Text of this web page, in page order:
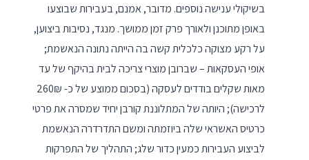
בשיקולי ענישה נוספים. מדובר, אמנם, בעבירות שבוצעו
באופן מתוכנן ולאורך פרק זמן ממושך. מנגד, נסיבות ביצוען,
על רקע מצוקה כלכלית קשה בה הייתה נתונה הנאשמת;
אופי העסקאות – שברובן מוצרי צריכה לבית בהיקף של עד
מאות שקלים בודדים לעסקה (בסכום ממוצע של כ- 260₪
לרכישה); היותה של המתלוננת קורבן יחיד שמסרה את פרטי
כרטיס האשראי שלה ביוזמתה ומשם התדרדרה הנאשמת
לביצוע העבירות כמעין כדור שלג; התהליך של התפרקות